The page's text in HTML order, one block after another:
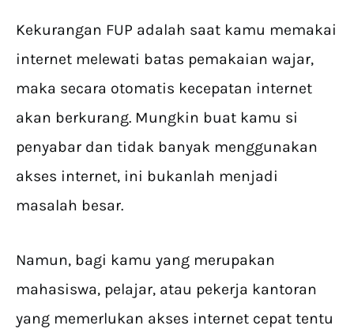
Kekurangan FUP adalah saat kamu memakai
internet melewati batas pemakaian wajar,
maka secara otomatis kecepatan internet
akan berkurang. Mungkin buat kamu si
penyabar dan tidak banyak menggunakan
akses internet, ini bukanlah menjadi
masalah besar.
Namun, bagi kamu yang merupakan
mahasiswa, pelajar, atau pekerja kantoran
yang memerlukan akses internet cepat tentu